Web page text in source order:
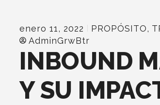
enero 11, 2022 PROPÓSITO,
AdminGrwBtr
INBOUND
Y SU